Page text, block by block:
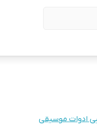
ادوات موسیقی